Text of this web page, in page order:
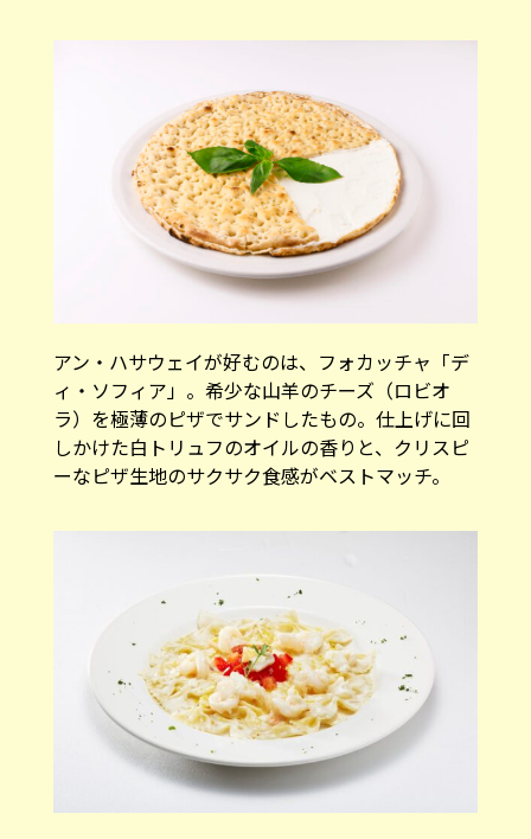
アン・ハサウェイが好むのは、フォカッチャ「デ
ィ・ソフィア」。希少な山羊のチーズ（ロビオ
ラ）を極薄のピザでサンドしたもの。仕上げに回
しかけた白トリュフのオイルの香りと、クリスピ
ーなピザ生地のサクサク食感がベストマッチ。